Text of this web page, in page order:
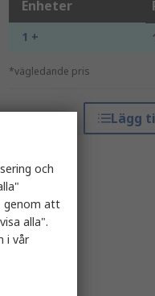
Enheter
1 +
*vägledande pris
Lägg
och
genom att
alla".
i vår